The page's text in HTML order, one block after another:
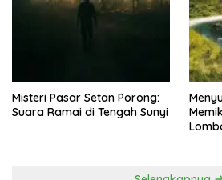
Misteri Pasar Setan Porong:
Suara Ramai di Tengah Sunyi